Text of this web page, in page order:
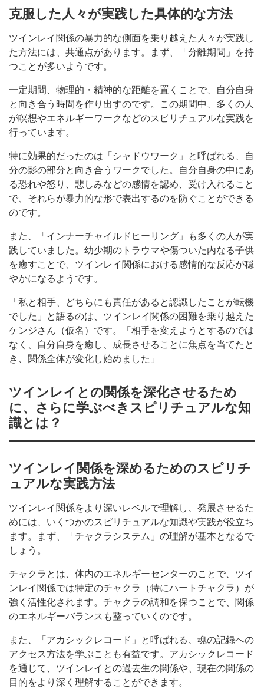
克服した人々が実践した具体的な方法
ツインレイ関係の暴力的な側面を乗り越えた人々が実践し
た方法には、共通点があります。まず、「分離期間」を持
つことが多いようです。
一定期間、物理的・精神的な距離を置くことで、自分自身
と向き合う時間を作り出すのです。この期間中、多くの人
が瞑想やエネルギーワークなどのスピリチュアルな実践を
行っています。
特に効果的だったのは「シャドウワーク」と呼ばれる、自
分の影の部分と向き合うワークでした。自分自身の中にあ
る恐れや怒り、悲しみなどの感情を認め、受け入れること
で、それらが暴力的な形で表出するのを防ぐことができる
のです。
また、「インナーチャイルドヒーリング」も多くの人が実
践していました。幼少期のトラウマや傷ついた内なる子供
を癒すことで、ツインレイ関係における感情的な反応が穏
やかになるようです。
「私と相手、どちらにも責任があると認識したことが転機
でした」と語るのは、ツインレイ関係の困難を乗り越えた
ケンジさん（仮名）です。「相手を変えようとするのでは
なく、自分自身を癒し、成長させることに焦点を当てたと
き、関係全体が変化し始めました」
ツインレイとの関係を深化させるため
に、さらに学ぶべきスピリチュアルな知
識とは？
ツインレイ関係を深めるためのスピリチ
ュアルな実践方法
ツインレイ関係をより深いレベルで理解し、発展させるた
めには、いくつかのスピリチュアルな知識や実践が役立ち
ます。まず、「チャクラシステム」の理解が基本となるで
しょう。
チャクラとは、体内のエネルギーセンターのことで、ツイ
ンレイ関係では特定のチャクラ（特にハートチャクラ）が
強く活性化されます。チャクラの調和を保つことで、関係
のエネルギーバランスも整っていくのです。
また、「アカシックレコード」と呼ばれる、魂の記録への
アクセス方法を学ぶことも有益です。アカシックレコード
を通じて、ツインレイとの過去生の関係や、現在の関係の
目的をより深く理解することができます。